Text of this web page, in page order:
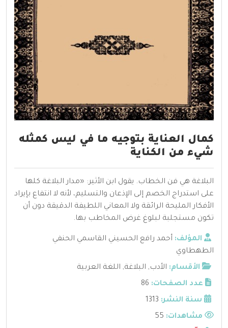
كمال العناية بتوجيه ما في ليس كمثله
شيء من الكناية
البلاغة هي فن الخطاب. يقول ابن الأثير: «مدار البلاغة كلها
على استدراج الخصم إلى الإذعان والتسليم، لأنه لا انتفاع بإيراد
الأفكار المليحة الرائقة ولا المعاني اللطيفة الدقيقة دون أن
تكون مستجلبة لبلوغ غرض المخاطب بها.
المؤلف: أحمد رافع الحسيني القاسمي الحنفي
الطهطاوي
الأقسام: الأدب, البلاغة, اللغة العربية
عدد الصفحات: 86
سنة النشر: 1313
مشاهدات: